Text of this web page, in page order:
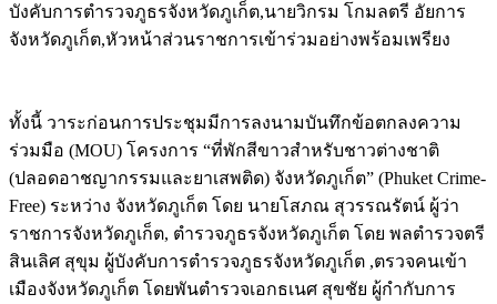
บังคับการตำรวจภูธรจังหวัดภูเก็ต,นายวิกรม โกมลตรี อัยการ
จังหวัดภูเก็ต,หัวหน้าส่วนราชการเข้าร่วมอย่างพร้อมเพรียง
ทั้งนี้ วาระก่อนการประชุมมีการลงนามบันทึกข้อตกลงความ
ร่วมมือ (MOU) โครงการ “ที่พักสีขาวสำหรับชาวต่างชาติ
(ปลอดอาชญากรรมและยาเสพติด) จังหวัดภูเก็ต” (Phuket Crime-
Free) ระหว่าง จังหวัดภูเก็ต โดย นายโสภณ สุวรรณรัตน์ ผู้ว่า
ราชการจังหวัดภูเก็ต, ตำรวจภูธรจังหวัดภูเก็ต โดย พลตำรวจตรี
สินเลิศ สุขุม ผู้บังคับการตำรวจภูธรจังหวัดภูเก็ต ,ตรวจคนเข้า
เมืองจังหวัดภูเก็ต โดยพันตำรวจเอกธเนศ สุขชัย ผู้กำกับการ